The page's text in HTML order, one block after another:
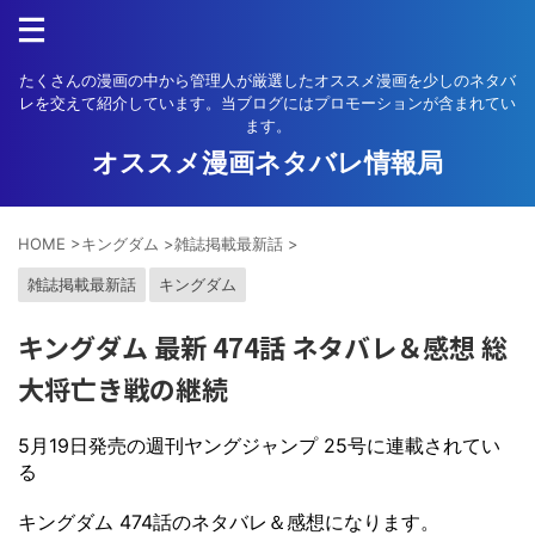
たくさんの漫画の中から管理人が厳選したオススメ漫画を少しのネタバ
レを交えて紹介しています。当ブログにはプロモーションが含まれてい
ます。
オススメ漫画ネタバレ情報局
HOME >キングダム >雑誌掲載最新話 >
雑誌掲載最新話 キングダム
キングダム 最新 474話 ネタバレ＆感想 総
大将亡き戦の継続
5月19日発売の週刊ヤングジャンプ 25号に連載されてい
る
キングダム 474話のネタバレ＆感想になります。